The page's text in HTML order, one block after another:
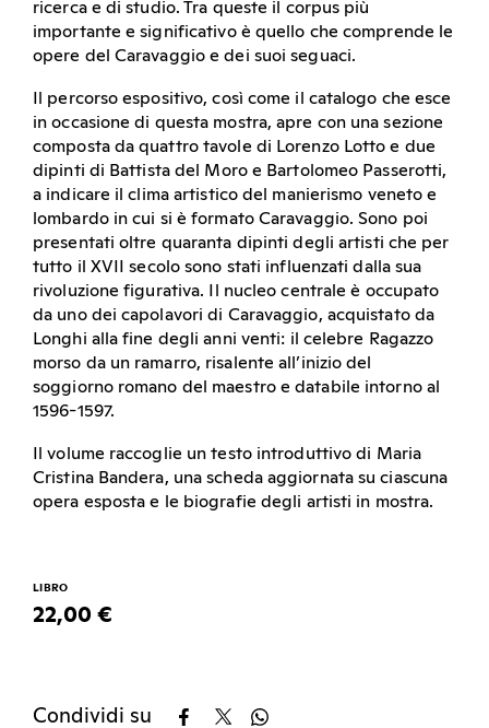
ricerca e di studio. Tra queste il corpus più
importante e significativo è quello che comprende le
opere del Caravaggio e dei suoi seguaci.
Il percorso espositivo, così come il catalogo che esce
in occasione di questa mostra, apre con una sezione
composta da quattro tavole di Lorenzo Lotto e due
dipinti di Battista del Moro e Bartolomeo Passerotti,
a indicare il clima artistico del manierismo veneto e
lombardo in cui si è formato Caravaggio. Sono poi
presentati oltre quaranta dipinti degli artisti che per
tutto il XVII secolo sono stati influenzati dalla sua
rivoluzione figurativa. Il nucleo centrale è occupato
da uno dei capolavori di Caravaggio, acquistato da
Longhi alla fine degli anni venti: il celebre Ragazzo
morso da un ramarro, risalente all’inizio del
soggiorno romano del maestro e databile intorno al
1596-1597.
Il volume raccoglie un testo introduttivo di Maria
Cristina Bandera, una scheda aggiornata su ciascuna
opera esposta e le biografie degli artisti in mostra.
LIBRO
22,00 €
Condividi su